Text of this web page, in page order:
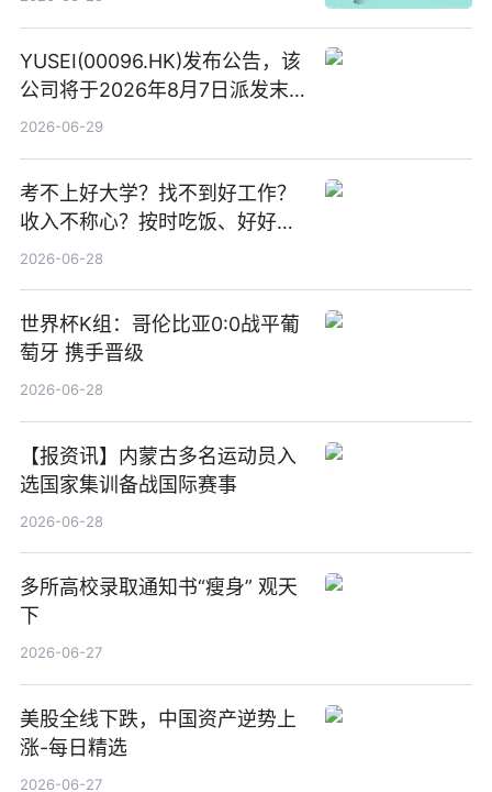
YUSEI(00096.HK)发布公告，该
公司将于2026年8月7日派发末
期股息每股人民币0.013元 每日
2026-06-29
考不上好大学？找不到好工作？
收入不称心？按时吃饭、好好睡
觉
2026-06-28
世界杯K组：哥伦比亚0:0战平葡
萄牙 携手晋级
2026-06-28
【报资讯】内蒙古多名运动员入
选国家集训备战国际赛事
2026-06-28
多所高校录取通知书“瘦身” 观天
下
2026-06-27
美股全线下跌，中国资产逆势上
涨-每日精选
2026-06-27